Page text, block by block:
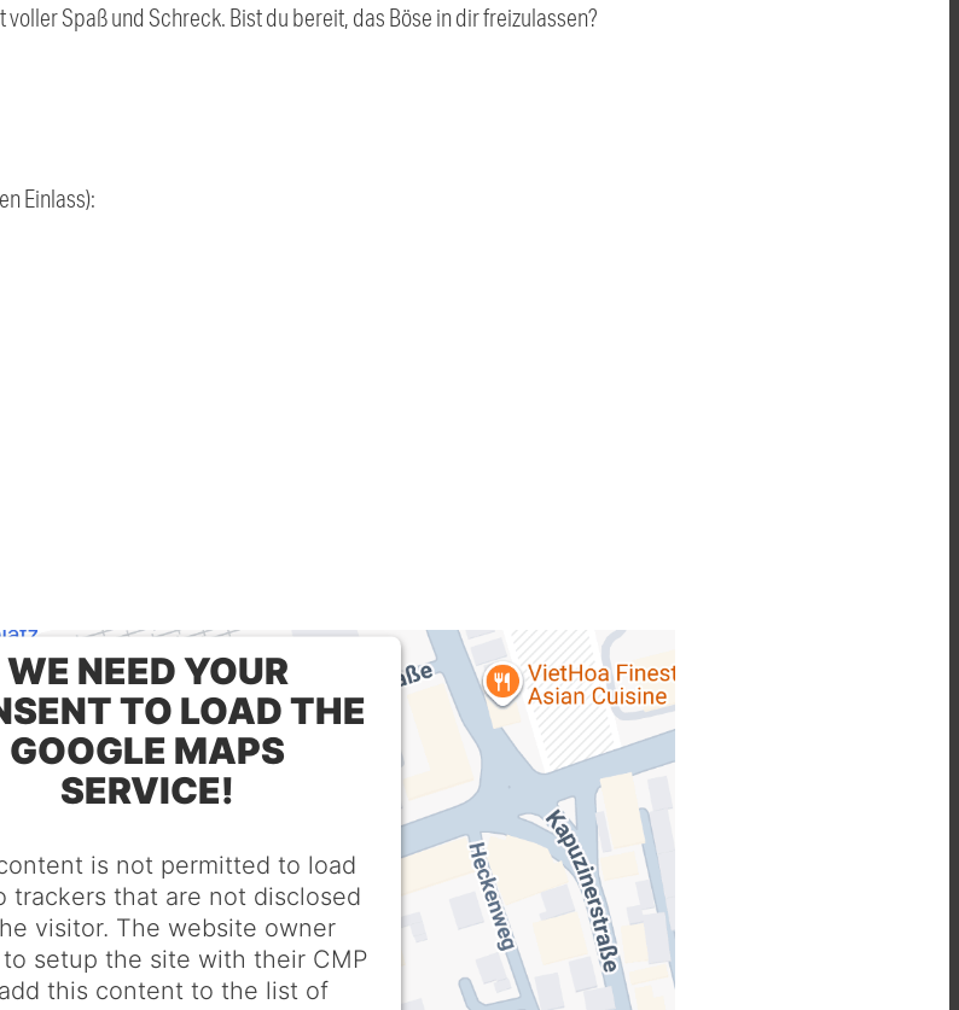
Spaß und Schreck. Bist du bereit, das Böse in dir freizulassen?
Einlass):
WE NEED YOUR
TO LOAD THE
GOOGLE MAPS
SERVICE!
is not permitted to load
trackers that are not disclosed
visitor. The website owner
setup the site with their CMP
this content to the list of